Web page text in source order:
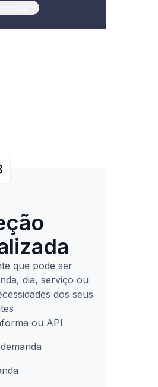
que pode ser
dia, serviço ou
dos seus
ou API